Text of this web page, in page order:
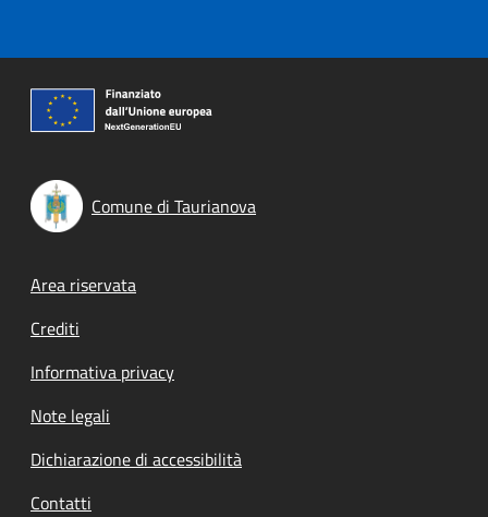
Comune di Taurianova
Footer menu
Area riservata
Crediti
Informativa privacy
Note legali
Dichiarazione di accessibilità
Contatti